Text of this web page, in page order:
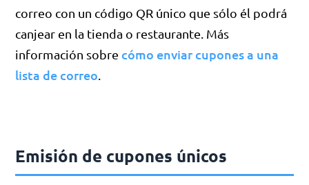
correo con un código QR único que sólo él podrá
canjear en la tienda o restaurante. Más
información sobre cómo enviar cupones a una
lista de correo
Emisión de cupones únicos